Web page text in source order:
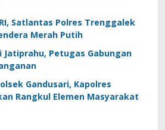
Satlantas Polres Trenggalek
Merah Putih
Jatiprahu, Petugas Gabungan
Gandusari, Kapolres
Rangkul Elemen Masyarakat